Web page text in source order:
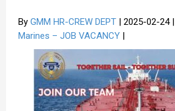
By GMM HR-CREW DEPT | 2025-02-24 |
Marines – JOB VACANCY |